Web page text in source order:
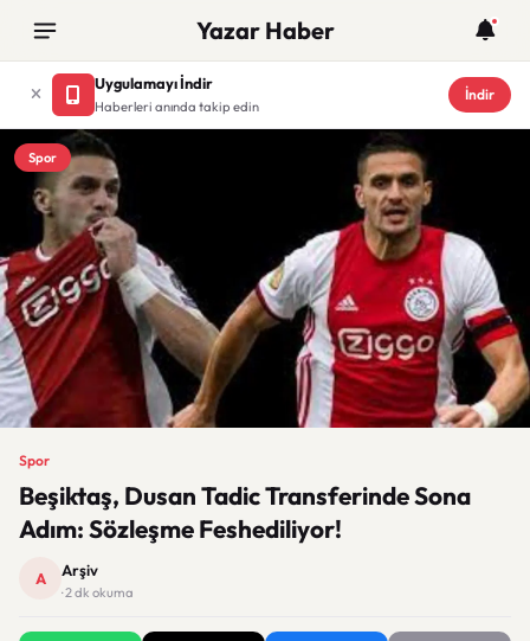
Yazar Haber
Uygulamayı İndir
Haberleri anında takip edin
İndir
Spor
Spor
Beşiktaş, Dusan Tadic Transferinde Sona
Adım: Sözleşme Feshediliyor!
A Arşiv
· 2 dk okuma